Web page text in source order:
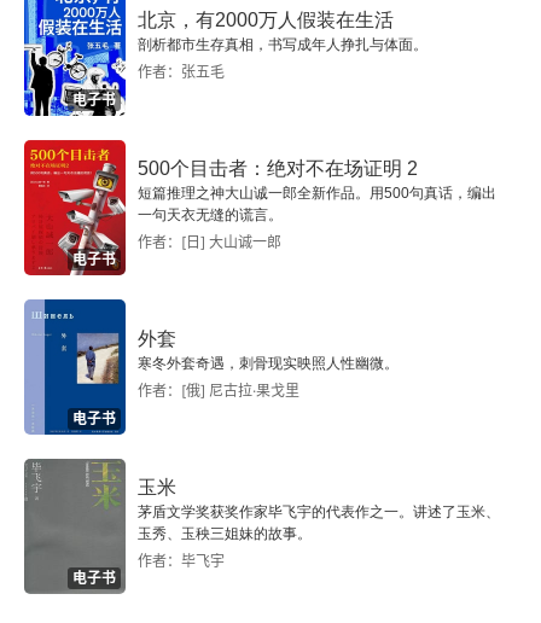
电子书
北京，有2000万人假装在生活
剖析都市生存真相，书写成年人挣扎与体面。
作者：张五毛
电子书
500个目击者：绝对不在场证明 2
短篇推理之神大山诚一郎全新作品。用500句真话，编出
一句天衣无缝的谎言。
作者：[日] 大山诚一郎
电子书
外套
寒冬外套奇遇，刺骨现实映照人性幽微。
作者：[俄] 尼古拉·果戈里
电子书
玉米
茅盾文学奖获奖作家毕飞宇的代表作之一。讲述了玉米、
玉秀、玉秧三姐妹的故事。
作者：毕飞宇